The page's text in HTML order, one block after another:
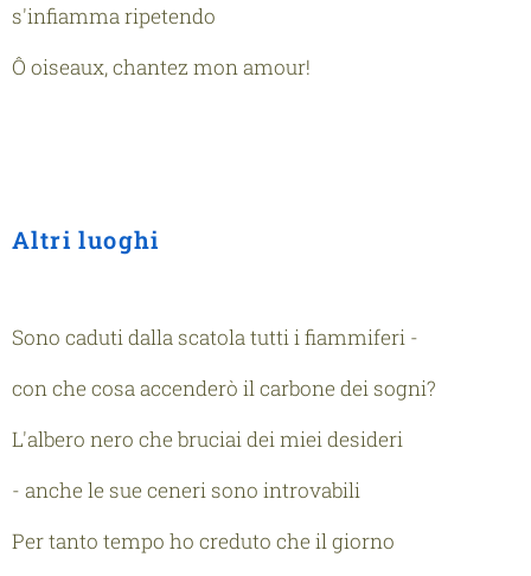
s'infiamma ripetendo
Ô oiseaux, chantez mon amour!
Altri luoghi
Sono caduti dalla scatola tutti i fiammiferi -
con che cosa accenderò il carbone dei sogni?
L'albero nero che bruciai dei miei desideri
- anche le sue ceneri sono introvabili
Per tanto tempo ho creduto che il giorno